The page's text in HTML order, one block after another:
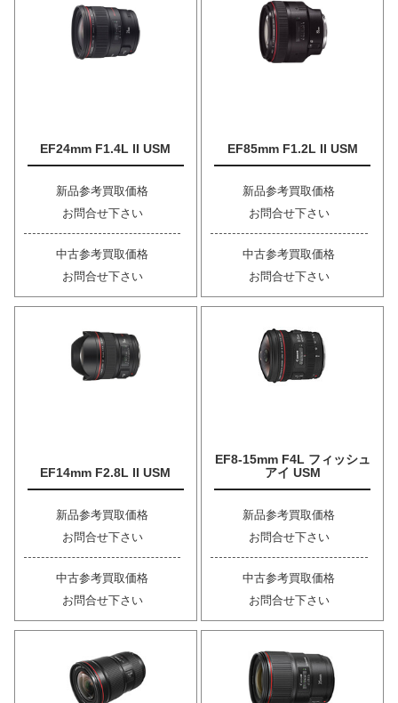
EF24mm F1.4L II USM
新品参考買取価格
お問合せ下さい
中古参考買取価格
お問合せ下さい
EF85mm F1.2L II USM
新品参考買取価格
お問合せ下さい
中古参考買取価格
お問合せ下さい
EF14mm F2.8L II USM
新品参考買取価格
お問合せ下さい
中古参考買取価格
お問合せ下さい
EF8-15mm F4L フィッシュ
アイ USM
新品参考買取価格
お問合せ下さい
中古参考買取価格
お問合せ下さい